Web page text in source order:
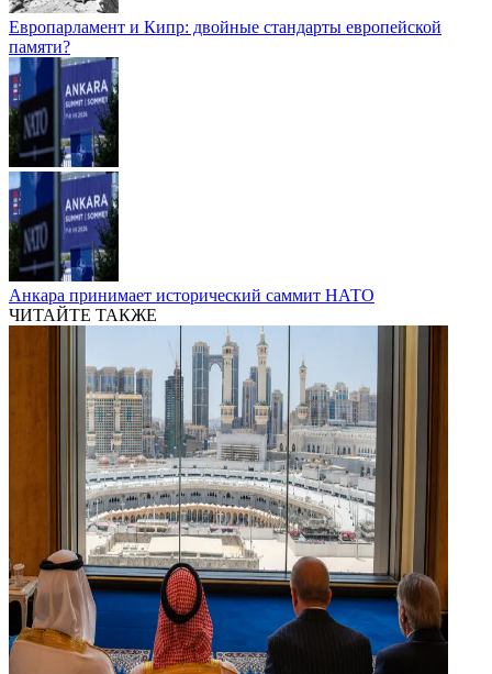
Европарламент и Кипр: двойные стандарты европейской
памяти?
Анкара принимает исторический саммит НАТО
ЧИТАЙТЕ ТАКЖЕ